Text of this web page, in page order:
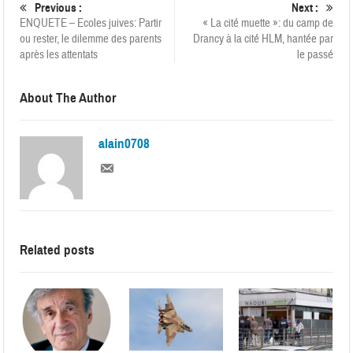
Previous :
ENQUETE – Ecoles juives: Partir
ou rester, le dilemme des parents
après les attentats
Next :
« La cité muette »: du camp de
Drancy à la cité HLM, hantée par
le passé
About The Author
alain0708
Related posts